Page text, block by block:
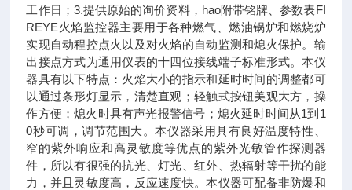
工作日；3.提供原始的询价资料，hao附带铭牌、参数表FI
REYE火焰监控器主要用于各种燃气、燃油锅炉和燃烧炉
实现自动程控点火以及对火焰的自动监测和熄火保护。输
出接点方式为通用仪表的十四位接线端子标准形式。本仪
器具有以下特点：火焰大小的指示和延时时间的调整都可
以通过条形灯显示，清楚直观；轻触式按钮美观大方，操
作方便；熄火时具有声光报警信号；熄火延时时间从1到1
0秒可调，调节范围大。本仪器采用具有良好温度特性、
窄的紫外响应和高灵敏度等优点的紫外光敏管作探测器
件，所以有很强的抗光、灯光、红外、热辐射等干扰的能
力，并且灵敏度高，反应速度快。本仪器可配备非防爆和